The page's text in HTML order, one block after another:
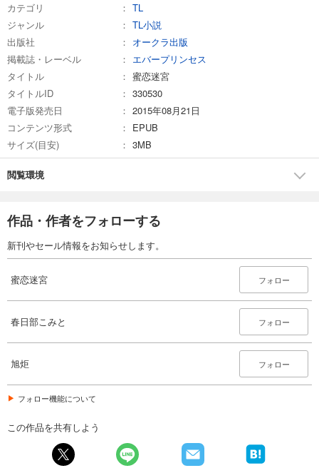
カテゴリ
TL
ジャンル
TL小説
出版社
オークラ出版
掲載誌・レーベル
エバープリンセス
タイトル
蜜恋迷宮
タイトルID
330530
電子版発売日
2015年08月21日
コンテンツ形式
EPUB
サイズ(目安)
3MB
閲覧環境
作品・作者をフォローする
新刊やセール情報をお知らせします。
蜜恋迷宮 フォロー
春日部こみと フォロー
旭炬 フォロー
フォロー機能について
この作品を共有しよう